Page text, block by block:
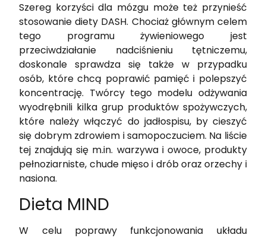
Szereg korzyści dla mózgu może też przynieść
stosowanie diety DASH. Chociaż głównym celem
tego programu żywieniowego jest
przeciwdziałanie nadciśnieniu tętniczemu,
doskonale sprawdza się także w przypadku
osób, które chcą poprawić pamięć i polepszyć
koncentrację. Twórcy tego modelu odżywania
wyodrębnili kilka grup produktów spożywczych,
które należy włączyć do jadłospisu, by cieszyć
się dobrym zdrowiem i samopoczuciem. Na liście
tej znajdują się m.in. warzywa i owoce, produkty
pełnoziarniste, chude mięso i drób oraz orzechy i
nasiona.
Dieta MIND
W celu poprawy funkcjonowania układu